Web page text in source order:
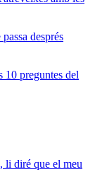
després
10 preguntes del
li diré que el meu